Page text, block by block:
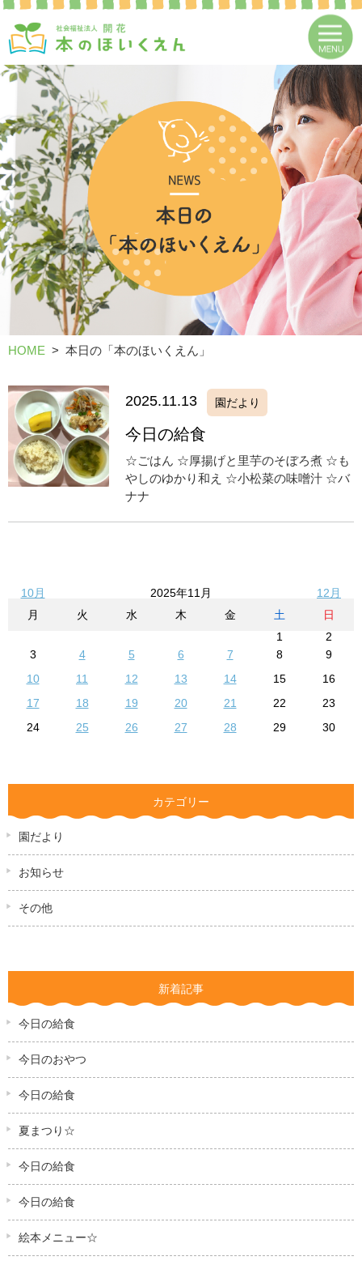
HOME 本日の「本のほいくえん」
2025.11.13 園だより
今日の給食
☆ごはん ☆厚揚げと里芋のそぼろ煮 ☆も
やしのゆかり和え ☆小松菜の味噌汁 ☆バ
ナナ
10月 2025年11月
12月
月
火 水 木 金 土
日
1
2
3
4 5 6 7 8
9
10
11 12 13 14 15
16
17
18 19 20 21 22
23
24
25 26 27 28 29 30
カテゴリー
園だより
お知らせ
その他
新着記事
今日の給食
今日のおやつ
今日の給食
夏まつり☆
今日の給食
今日の給食
絵本メニュー☆